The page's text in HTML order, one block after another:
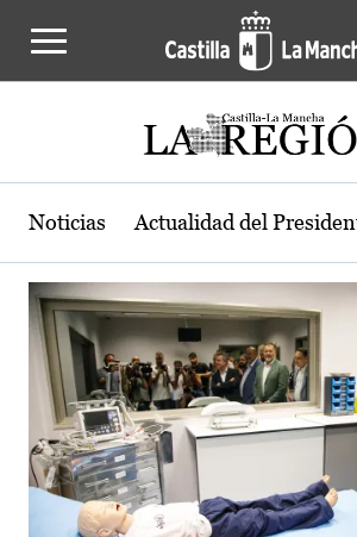
Actualidad de la región
Noticias Actualidad del